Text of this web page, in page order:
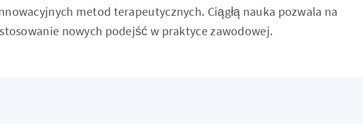
metod terapeutycznych. Ciągłą nauka pozwala na
nowych podejść w praktyce zawodowej.